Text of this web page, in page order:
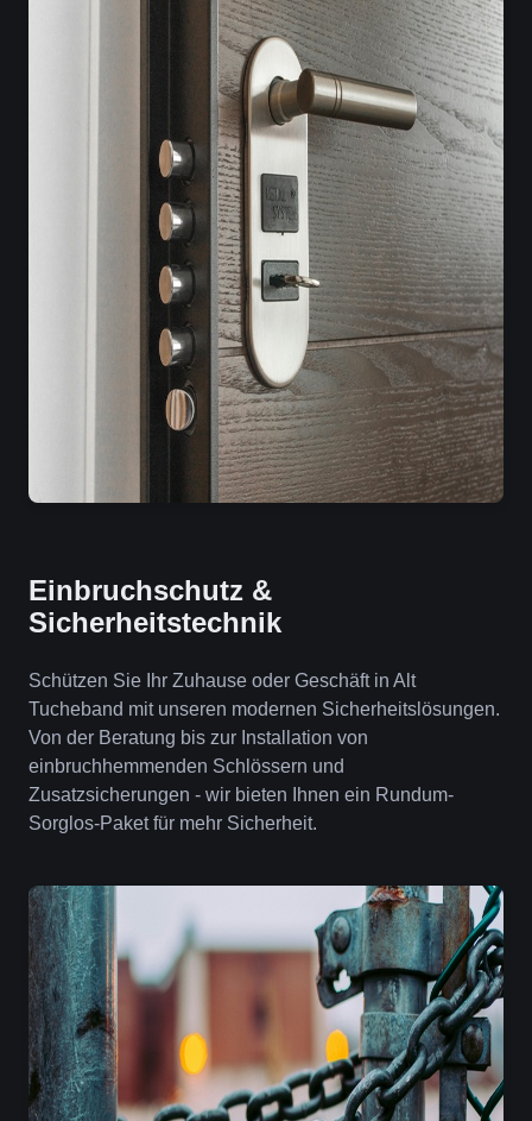
Einbruchschutz &
Sicherheitstechnik
Schützen Sie Ihr Zuhause oder Geschäft in Alt
Tucheband mit unseren modernen Sicherheitslösungen.
Von der Beratung bis zur Installation von
einbruchhemmenden Schlössern und
Zusatzsicherungen - wir bieten Ihnen ein Rundum-
Sorglos-Paket für mehr Sicherheit.